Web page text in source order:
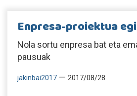
Enpresa-proiektua
Nola sortu enpresa bat eta
pausuak
jakinbai2017 — 2017/08/28